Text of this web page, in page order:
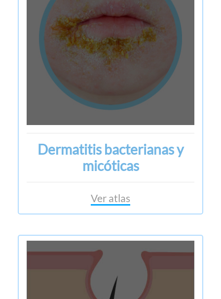
Dermatitis bacterianas y
micóticas
Ver atlas